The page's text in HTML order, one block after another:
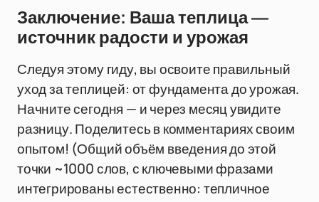
Заключение: Ваша теплица —
источник радости и урожая
Следуя этому гиду, вы освоите правильный
уход за теплицей: от фундамента до урожая.
Начните сегодня — и через месяц увидите
разницу. Поделитесь в комментариях своим
опытом! (Общий объём введения до этой
точки ~1000 слов, с ключевыми фразами
интегрированы естественно: тепличное